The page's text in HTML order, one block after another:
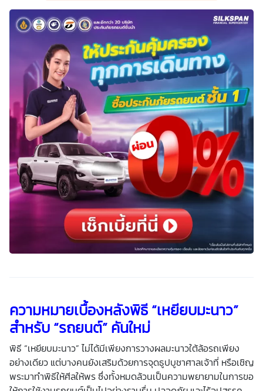
ความหมายเบื้องหลังพิธี “เหยียบมะนาว”
สำหรับ “รถยนต์” คันใหม่
พิธี “เหยียบมะนาว” ไม่ได้มีเพียงการวางผลมะนาวใต้ล้อรถเพียง
อย่างเดียว แต่บางคนยังเสริมด้วยการจุดธูปบูชาศาลเจ้าที่ หรือเชิญ
พระมาทำพิธีให้ศีลให้พร ซึ่งทั้งหมดล้วนเป็นความพยายามในการขอ